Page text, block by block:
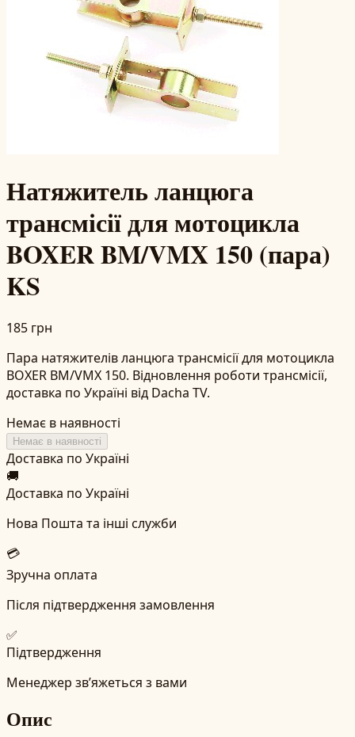
Натяжитель ланцюга
трансмісії для мотоцикла
BOXER BM/VMX 150 (пара)
KS
185 грн
Пара натяжителів ланцюга трансмісії для мотоцикла
BOXER BM/VMX 150. Відновлення роботи трансмісії,
доставка по Україні від Dacha TV.
Немає в наявності
Немає в наявності
Доставка по Україні
🚚
Доставка по Україні
Нова Пошта та інші служби
💳
Зручна оплата
Після підтвердження замовлення
✅
Підтвердження
Менеджер зв’яжеться з вами
Опис